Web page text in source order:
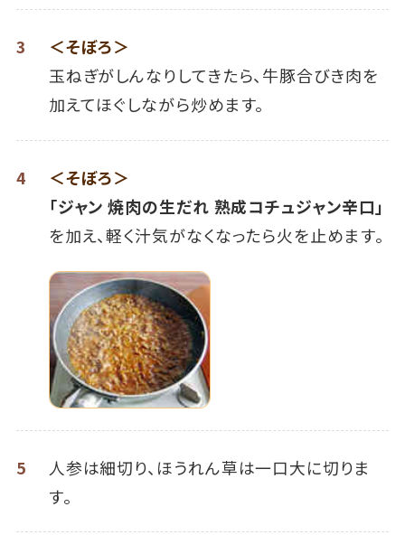
3
＜そぼろ＞
玉ねぎがしんなりしてきたら、牛豚合びき肉を
加えてほぐしながら炒めます。
4
＜そぼろ＞
「ジャン 焼肉の生だれ 熟成コチュジャン辛口」
を加え、軽く汁気がなくなったら火を止めます。
5
人参は細切り、ほうれん草は一口大に切りま
す。